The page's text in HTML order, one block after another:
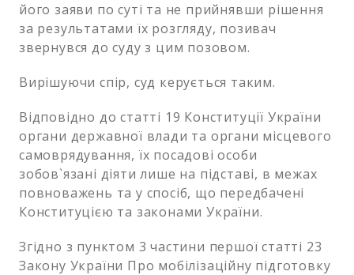
його заяви по суті та не прийнявши рішення
за результатами їх розгляду, позивач
звернувся до суду з цим позовом.
Вирішуючи спір, суд керується таким.
Відповідно до статті 19 Конституції України
органи державної влади та органи місцевого
самоврядування, їх посадові особи
зобов`язані діяти лише на підставі, в межах
повноважень та у спосіб, що передбачені
Конституцією та законами України.
Згідно з пунктом 3 частини першої статті 23
Закону України Про мобілізаційну підготовку